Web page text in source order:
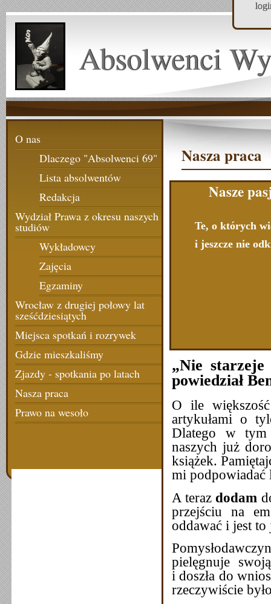
Absolwenci
O nas
Dlaczego "Absolwenci 69"
Lista absolwentów
Redakcja
Wydział Prawa z okresu naszych
studiów
Wykładowcy
Zajęcia
Egzaminy
Wrocław z drugiej połowy lat
sześćdziesiątych
Miejsca spotkań i rozrywek
Gdzie mieszkaliśmy
Zjazdy - spotkania po latach
Nasza praca
Prawo na wesoło
Nasza praca
Nasze
Te, o których
i jeszcze nie
„Nie
powiedział
O ile
artykułami o
Dlatego w tym
naszych już
książek.
mi podpowiadać
A teraz dodam
przejściu na
oddawać i jest to
pielęgnuje
i doszła do
rzeczywiście